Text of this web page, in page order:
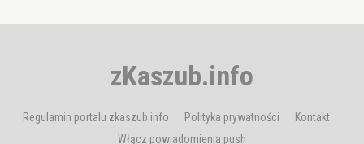
zKaszub.info
Regulamin portalu zkaszub.info Polityka prywatności
Kontakt
Włącz powiadomienia push